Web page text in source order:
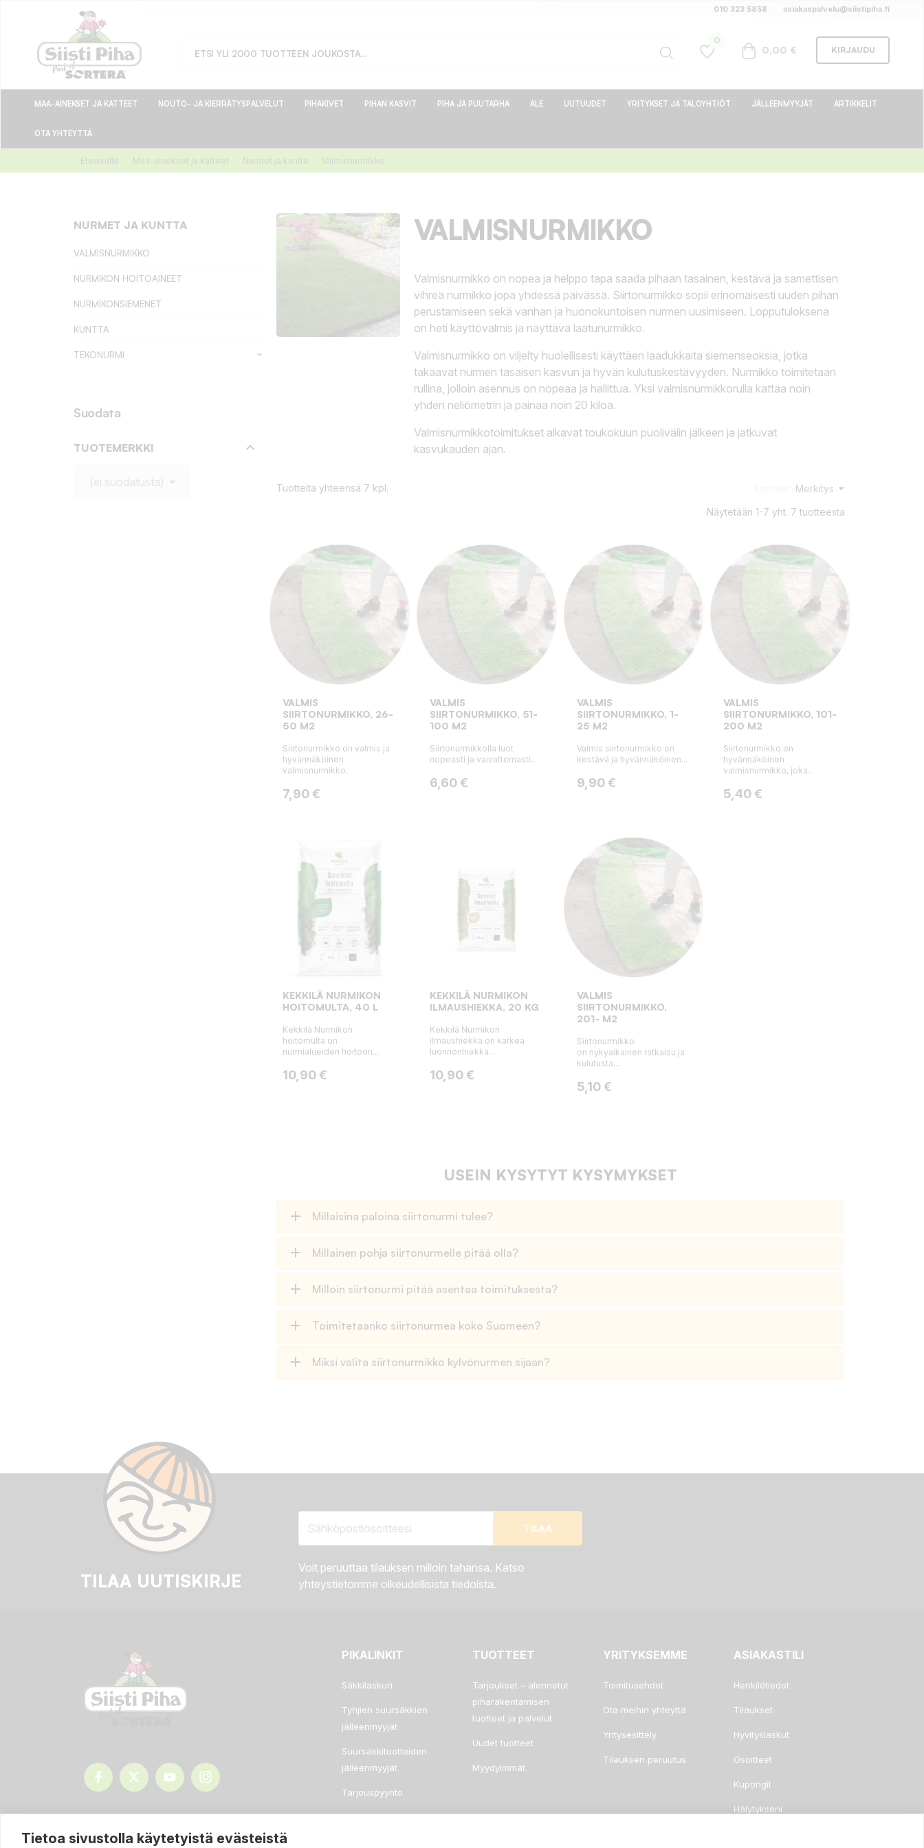
Tietoa sivustolla käytetyistä evästeistä
010 323 5858 asiakaspalvelu@siistipiha.fi
0
0,00 € KIRJAUDU
MAA-AINEKSET JA KATTEET NOUTO- JA KIERRÄTYSPALVELUT PIHAKIVET PIHAN KASVIT PIHA JA PUUTARHA ALE UUTUUDET YRITYKSET JA TALOYHTIÖT JÄLLEENMYYJÄT ARTIKKELIT
OTA YHTEYTTÄ
Etusivulle Maa-ainekset ja katteet Nurmet ja kuntta Valmisnurmikko
NURMET JA KUNTTA
VALMISNURMIKKO
NURMIKON HOITOAINEET
NURMIKONSIEMENET
KUNTTA
TEKONURMI
Suodata
TUOTEMERKKI 
(ei suodatusta) 
VALMISNURMIKKO
Valmisnurmikko on nopea ja helppo tapa saada pihaan tasainen, kestävä ja samettisen
vihreä nurmikko jopa yhdessä päivässä. Siirtonurmikko sopii erinomaisesti uuden pihan
perustamiseen sekä vanhan ja huonokuntoisen nurmen uusimiseen. Lopputuloksena
on heti käyttövalmis ja näyttävä laatunurmikko.
Valmisnurmikko on viljelty huolellisesti käyttäen laadukkaita siemenseoksia, jotka
takaavat nurmen tasaisen kasvun ja hyvän kulutuskestävyyden. Nurmikko toimitetaan
rullina, jolloin asennus on nopeaa ja hallittua. Yksi valmisnurmikkorulla kattaa noin
yhden neliömetrin ja painaa noin 20 kiloa.
Valmisnurmikkotoimitukset alkavat toukokuun puolivälin jälkeen ja jatkuvat
kasvukauden ajan.
Tuotteita yhteensä 7 kpl.
Merkitys
Näytetään 1-7 yht. 7 tuotteesta
VALMIS
SIIRTONURMIKKO, 26-
50 M2
Siirtonurmikko on valmis ja
hyvännäköinen
valmisnurmikko.
Hinta
7,90 €
VALMIS
SIIRTONURMIKKO, 51-
100 M2
Siirtonurmikkolla luot
nopeasti ja vaivattomasti...
Hinta
6,60 €
VALMIS
SIIRTONURMIKKO, 1-
25 M2
Valmis siirtonurmikko on
kestävä ja hyvännäköinen...
Hinta
9,90 €
VALMIS
SIIRTONURMIKKO, 101-
200 M2
Siirtonurmikko on
hyvännäköinen
valmisnurmikko, joka...
Hinta
5,40 €
KEKKILÄ NURMIKON
HOITOMULTA, 40 L
Kekkilä Nurmikon
hoitomulta on
nurmialueiden hoitoon...
Hinta
10,90 €
KEKKILÄ NURMIKON
ILMAUSHIEKKA, 20 KG
Kekkilä Nurmikon
ilmaushiekka on karkea
luonnonhiekka...
Hinta
10,90 €
VALMIS
SIIRTONURMIKKO,
201- M2
Siirtonurmikko
on nykyaikainen ratkaisu ja
kulutusta...
Hinta
5,10 €
USEIN KYSYTYT KYSYMYKSET
add Millaisina paloina siirtonurmi tulee?
add Millainen pohja siirtonurmelle pitää olla?
add Milloin siirtonurmi pitää asentaa toimituksesta?
add Toimitetaanko siirtonurmea koko Suomeen?
add Miksi valita siirtonurmikko kylvönurmen sijaan?
TILAA UUTISKIRJE
Voit peruuttaa tilauksen milloin tahansa. Katso
yhteystietomme oikeudellisista tiedoista.
PIKALINKIT
Säkkilaskuri
Tyhjien suursäkkien
jälleenmyyjät
Suursäkkituotteiden
jälleenmyyjät
Tarjouspyyntö
Usein kysyttyä
TUOTTEET
Tarjoukset – alennetut
piharakentamisen
tuotteet ja palvelut
Uudet tuotteet
Myydyimmät
YRITYKSEMME
Toimitusehdot
Ota meihin yhteyttä
Yritysesittely
Tilauksen peruutus
ASIAKASTILI
Henkilötiedot
Tilaukset
Hyvityslaskut
Osoitteet
Kupongit
Hälytykseni